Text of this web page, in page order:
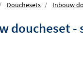
Douchesets Inbouw
doucheset